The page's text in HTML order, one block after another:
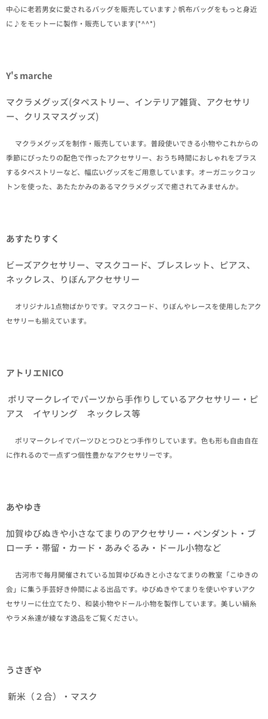
中心に老若男女に愛されるバッグを販売しています♪帆布バッグをもっと身近
に♪をモットーに製作・販売しています(*^^*)
Y's marche
マクラメグッズ(タペストリー、インテリア雑貨、アクセサリ
ー、クリスマスグッズ)
✒マクラメグッズを制作・販売しています。普段使いできる小物やこれからの
季節にぴったりの配色で作ったアクセサリー、おうち時間におしゃれをプラス
するタペストリーなど、幅広いグッズをご用意しています。オーガニックコッ
トンを使った、あたたかみのあるマクラメグッズで癒されてみませんか。
あすたりすく
ビーズアクセサリー、マスクコード、ブレスレット、ピアス、
ネックレス、りぼんアクセサリー
✒オリジナル1点物ばかりです。マスクコード、りぼんやレースを使用したアク
セサリーも揃えています。
アトリエNICO
ポリマークレイでパーツから手作りしているアクセサリー・ピ
アス イヤリング ネックレス等
✒ポリマークレイでパーツひとつひとつ手作りしています。色も形も自由自在
に作れるので一点ずつ個性豊かなアクセサリーです。
あやゆき
加賀ゆびぬきや小さなてまりのアクセサリー・ペンダント・ブ
ローチ・帯留・カード・あみぐるみ・ドール小物など
✒古河市で毎月開催されている加賀ゆびぬきと小さなてまりの教室「こゆきの
会」に集う手芸好き仲間による出品です。ゆびぬきやてまりを使いやすいアク
セサリーに仕立てたり、和装小物やドール小物を製作しています。美しい絹糸
やラメ糸達が綾なす逸品をご覧ください。
うさぎや
新米（２合）・マスク